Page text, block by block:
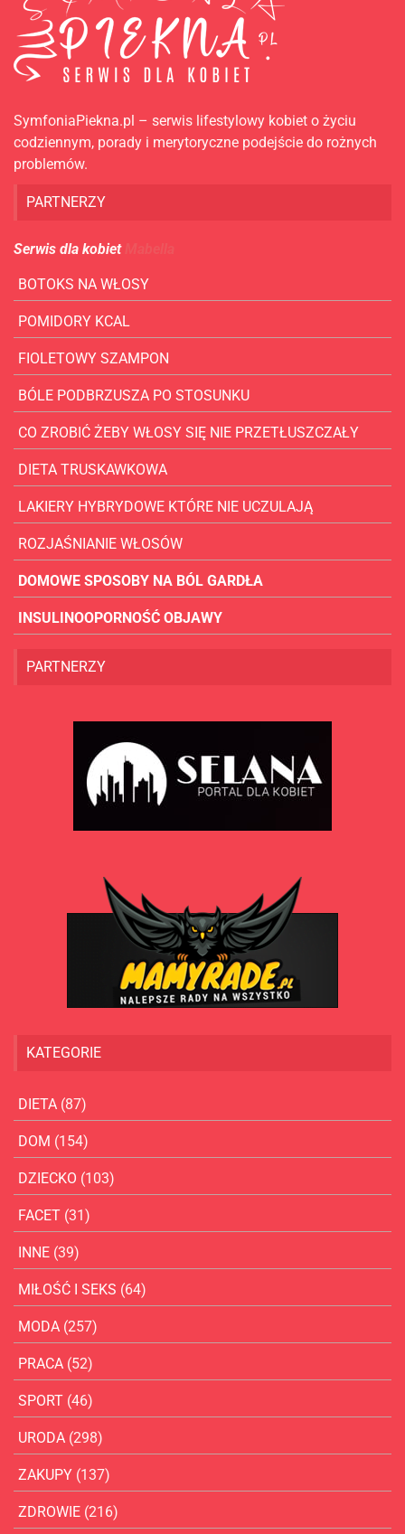
SymfoniaPiekna.pl – serwis lifestylowy kobiet o życiu
codziennym, porady i merytoryczne podejście do rożnych
problemów.
PARTNERZY
Serwis dla kobiet
BOTOKS NA WŁOSY
POMIDORY KCAL
FIOLETOWY SZAMPON
BÓLE PODBRZUSZA PO STOSUNKU
CO ZROBIĆ ŻEBY WŁOSY SIĘ NIE PRZETŁUSZCZAŁY
DIETA TRUSKAWKOWA
LAKIERY HYBRYDOWE KTÓRE NIE UCZULAJĄ
ROZJAŚNIANIE WŁOSÓW
DOMOWE SPOSOBY NA BÓL GARDŁA
INSULINOOPORNOŚĆ OBJAWY
PARTNERZY
KATEGORIE
DIETA (87)
DOM (154)
DZIECKO (103)
FACET (31)
INNE (39)
MIŁOŚĆ I SEKS (64)
MODA (257)
PRACA (52)
SPORT (46)
URODA (298)
ZAKUPY (137)
ZDROWIE (216)